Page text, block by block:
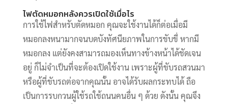
ไฟตัดหมอกหลังควรเปิดใช้เมื่อไร
การใช้ไฟสำหรับตัดหมอก คุณจะใช้งานได้ก็ต่อเมื่อมี
หมอกลงหนามากจนบดบังทัศนียภาพในการขับขี่ หากมี
หมอกลง แต่ยังคงสามารถมองเห็นทางข้างหน้าได้ชัดเจน
อยู่ ก็ไม่จำเป็นที่จะต้องเปิดใช้งาน เพราะผู้ที่ขับรถสวนมา
หรือผู้ที่ขับรถต่อจากคุณนั้น อาจได้รับผลกระทบได้ ถือ
เป็นการรบกวนผู้ใช้รถใช้ถนนคนอื่น ๆ ด้วย ดังนั้น คุณจึง